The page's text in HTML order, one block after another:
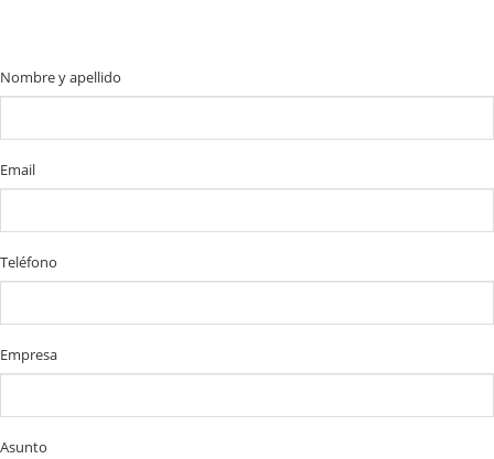
Nombre y apellido
Email
Teléfono
Empresa
Asunto